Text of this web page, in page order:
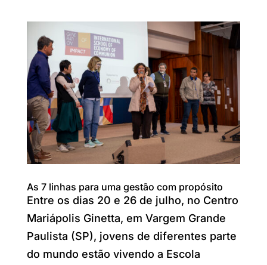
As 7 linhas para uma gestão com propósito
Entre os dias 20 e 26 de julho, no Centro
Mariápolis Ginetta, em Vargem Grande
Paulista (SP), jovens de diferentes parte
do mundo estão vivendo a Escola